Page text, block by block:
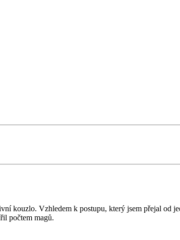
kouzlo. Vzhledem k postupu, který jsem přejal od
počtem magů.